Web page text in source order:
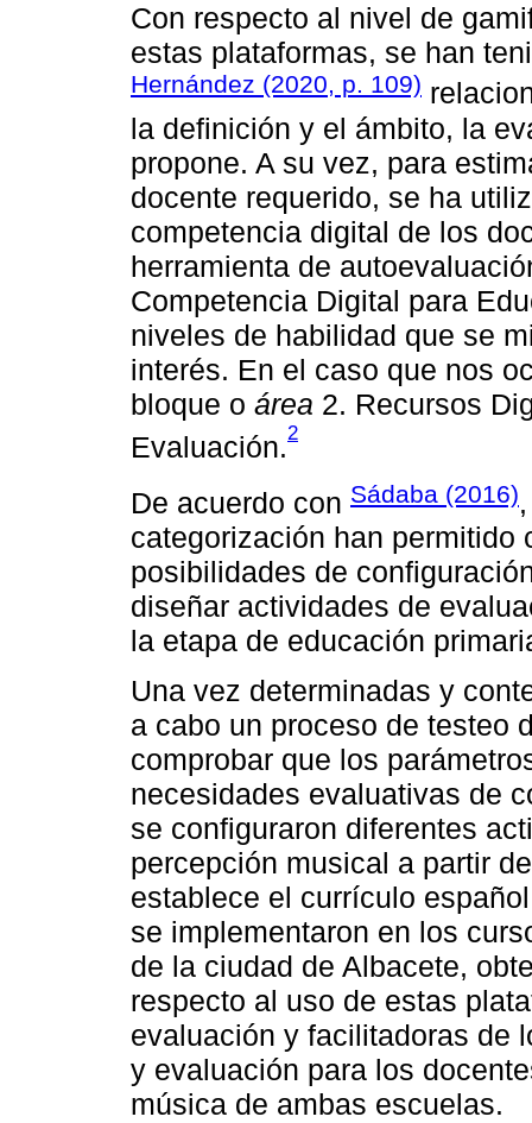
Con respecto al nivel de
estas plataformas, se han
Hernández (2020, p. 109)
la definición y el ámbito, la
propone. A su vez, para
docente requerido, se ha
competencia digital de los
herramienta de
Competencia Digital para
niveles de habilidad que se
interés. En el caso que nos
bloque o área 2. Recursos
Evaluación.2
De acuerdo con Sádaba (2016)
categorización han permitido
posibilidades de
diseñar actividades de
la etapa de educación
Una vez determinadas y
a cabo un proceso de testeo
comprobar que los
necesidades evaluativas de
se configuraron diferentes
percepción musical a partir
establece el currículo
se implementaron en los
de la ciudad de Albacete,
respecto al uso de estas
evaluación y facilitadoras de
y evaluación para los
música de ambas escuelas.